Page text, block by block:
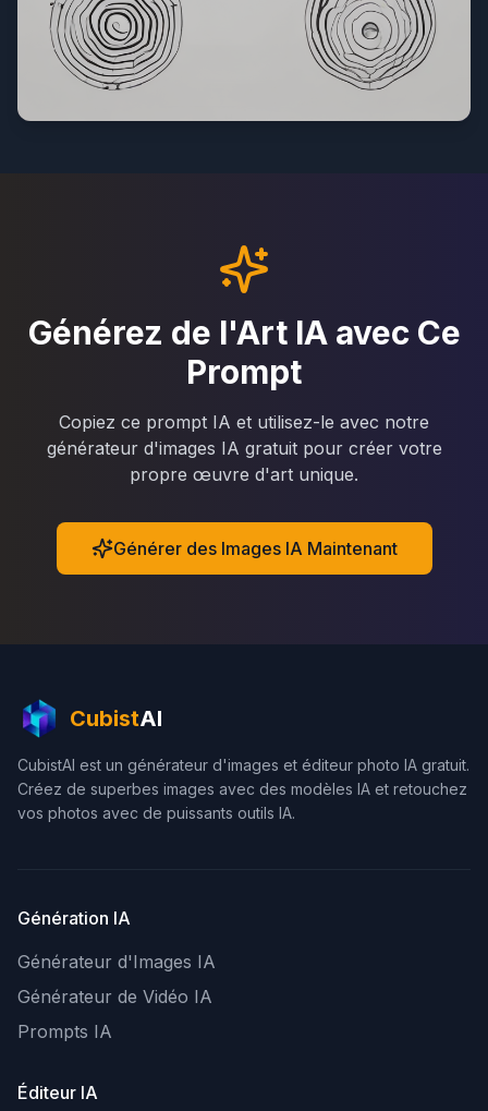
Générez de l'Art IA avec Ce
Prompt
Copiez ce prompt IA et utilisez-le avec notre
générateur d'images IA gratuit pour créer votre
propre œuvre d'art unique.
Générer des Images IA Maintenant
CubistAI
CubistAI est un générateur d'images et éditeur photo IA gratuit.
Créez de superbes images avec des modèles IA et retouchez
vos photos avec de puissants outils IA.
Génération IA
Générateur d'Images IA
Générateur de Vidéo IA
Prompts IA
Éditeur IA